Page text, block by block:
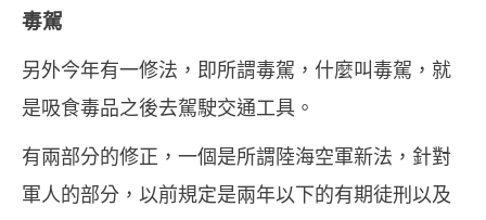
毒駕
另外今年有一修法，即所謂毒駕，什麼叫毒駕，就
是吸食毒品之後去駕駛交通工具。
有兩部分的修正，一個是所謂陸海空軍新法，針對
軍人的部分，以前規定是兩年以下的有期徒刑以及